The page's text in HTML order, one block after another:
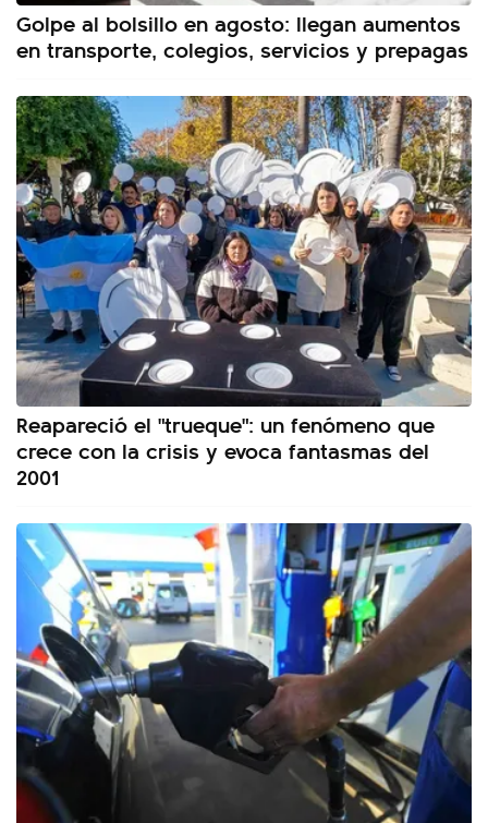
Golpe al bolsillo en agosto: llegan aumentos
en transporte, colegios, servicios y prepagas
Reapareció el "trueque": un fenómeno que
crece con la crisis y evoca fantasmas del
2001